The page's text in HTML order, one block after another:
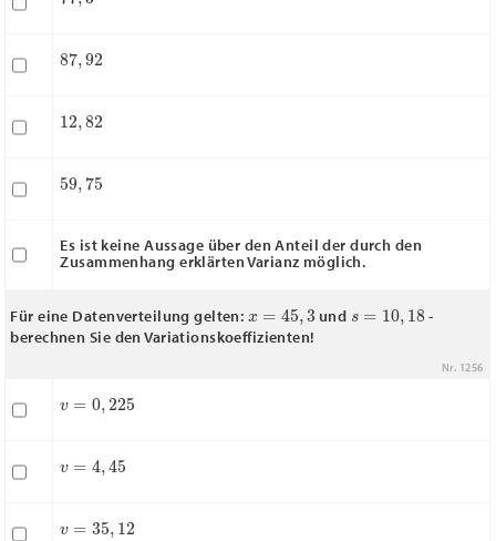
87 92
12 82
59 75
Es ist keine Aussage über den Anteil der durch den
Zusammenhang erklärten Varianz möglich.
Für eine Datenverteilung gelten: =45 ,3 und 10 ,18
-
berechnen Sie den Variationskoeffizienten!
Nr. 1256
,225
,45
35,12